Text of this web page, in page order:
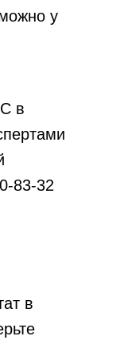
у
в
83-32
в